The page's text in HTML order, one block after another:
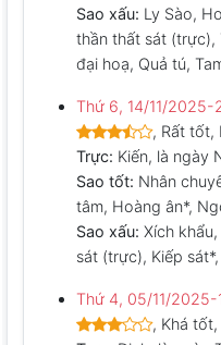
Sao xấu: Ly Sào,
thần thất sát (trực),
đại hoạ, Quả tú,
Thứ 6, 14/11/
, Rất tốt,
Trực: Kiến, là ngày
Sao tốt: Nhân
tâm, Hoàng ân*,
Sao xấu: Xích
sát (trực), Kiếp
Thứ 4, 05/11/
, Khá